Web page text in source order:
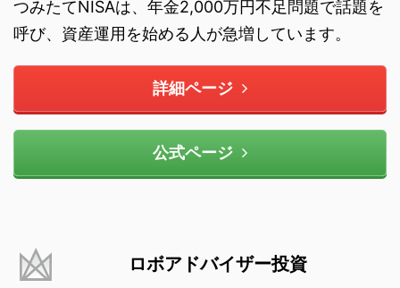
つみたてNISAは、年金2,000万円不足問題で話題を
呼び、資産運用を始める人が急増しています。
詳細ページ
公式ページ
ロボアドバイザー投資